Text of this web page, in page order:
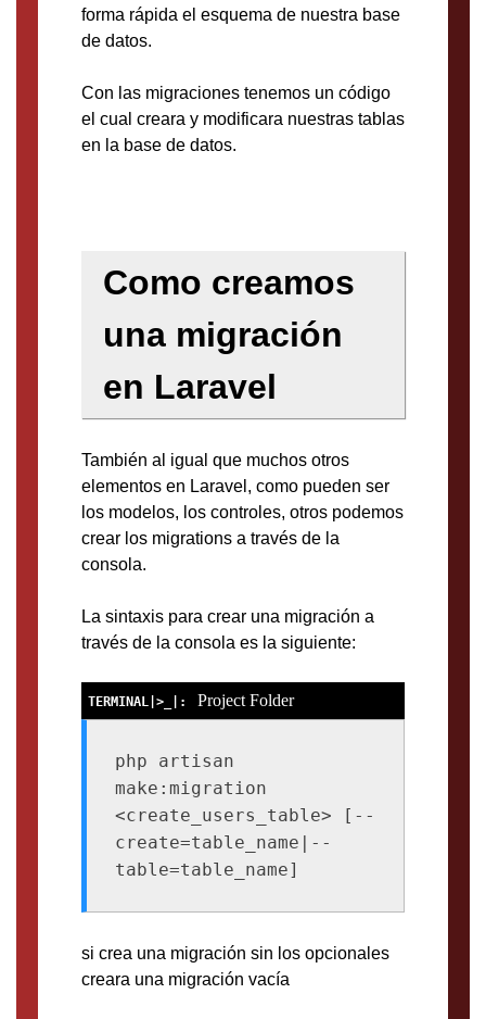
forma rápida el esquema de nuestra base
de datos.
Con las migraciones tenemos un código
el cual creara y modificara nuestras tablas
en la base de datos.
Como creamos
una migración
en Laravel
También al igual que muchos otros
elementos en Laravel, como pueden ser
los modelos, los controles, otros podemos
crear los migrations a través de la
consola.
La sintaxis para crear una migración a
través de la consola es la siguiente:
Project Folder
php artisan
make:migration
<create_users_table> [--
create=table_name|--
table=table_name]
si crea una migración sin los opcionales
creara una migración vacía